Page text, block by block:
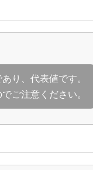
り、代表値です。
ご注意ください。